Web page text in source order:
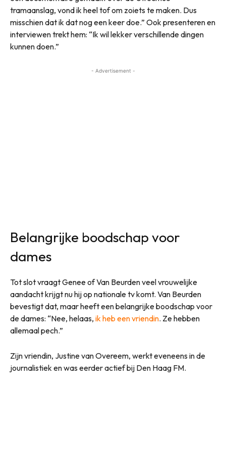
tramaanslag, vond ik heel tof om zoiets te maken. Dus
misschien dat ik dat nog een keer doe.” Ook presenteren en
interviewen trekt hem: “Ik wil lekker verschillende dingen
kunnen doen.”
- Advertisement -
Belangrijke boodschap voor
dames
Tot slot vraagt Genee of Van Beurden veel vrouwelijke
aandacht krijgt nu hij op nationale tv komt. Van Beurden
bevestigt dat, maar heeft een belangrijke boodschap voor
de dames: “Nee, helaas, ik heb een vriendin. Ze hebben
allemaal pech.”
Zijn vriendin, Justine van Overeem, werkt eveneens in de
journalistiek en was eerder actief bij Den Haag FM.